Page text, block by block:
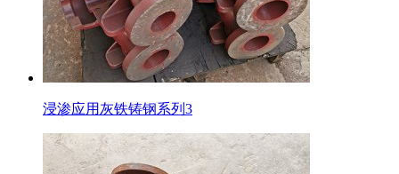
浸渗应用灰铁铸钢系列3